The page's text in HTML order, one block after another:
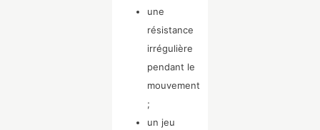
une
résistance
irrégulière
pendant le
mouvement
;
un jeu